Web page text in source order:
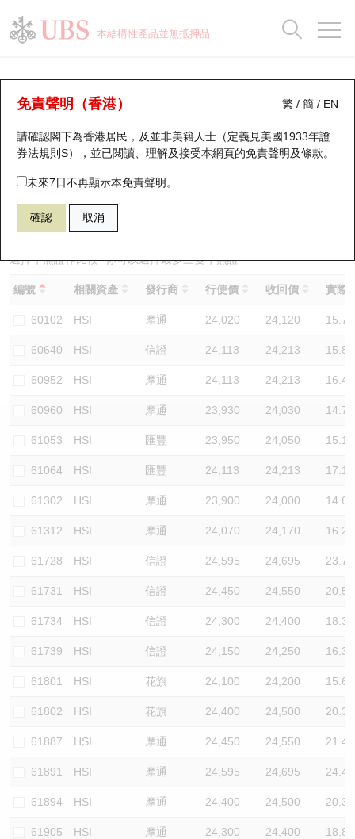
本結構性產品並無抵押品
繁 / 簡 / EN
免責聲明（香港）
請確認閣下為香港居民，及並非美籍人士（定義見美國1933年證
券法規則S），並已閱讀、理解及接受本網頁的免責聲明及條款。
未來7日不再顯示本免責聲明。
確認 取消
牛熊證分析儀
表現 街貨統計 比較
67438 瑞銀牛證 HSI 恒生指數
選擇牛熊證作比較 *你可以選擇最多三隻牛熊證
編號 相關資產 發行商 行使價 收回價 實際
60102 HSI 摩通 24,020 24,120 15.7
60640 HSI 信證 24,113 24,213 15.8
60952 HSI 摩通 24,113 24,213 16.4
60960 HSI 摩通 23,930 24,030 14.7
61053 HSI 匯豐 23,950 24,050 15.1
61064 HSI 匯豐 24,113 24,213 17.1
61302 HSI 摩通 23,900 24,000 14.6
61312 HSI 摩通 24,070 24,170 16.2
61728 HSI 信證 24,595 24,695 23.7
61731 HSI 信證 24,450 24,550 20.5
61734 HSI 信證 24,300 24,400 18.3
61739 HSI 信證 24,150 24,250 16.3
61801 HSI 花旗 24,100 24,200 15.6
61802 HSI 花旗 24,400 24,500 20.3
61887 HSI 摩通 24,450 24,550 21.4
61891 HSI 摩通 24,595 24,695 24.4
61894 HSI 摩通 24,400 24,500 20.3
61905 HSI 摩通 24,300 24,400 18.8
瑞銀認股證一覽
新發行瑞銀認股證
即將到期認股證
認股證到期結算價查詢
認股證分析儀
認股證速算機
認股證/牛熊證日誌
認股證文件及公告
街貨統計
比較
牛熊全景快搜
牛熊證搜尋
牛熊證街貨分佈圖
正股牛熊證列表
新發行瑞銀牛熊證
已收回牛熊證剩餘價值
牛熊證到期結算價查詢
牛熊證分析儀
牛熊證文件及公告
牛熊證文件及公告 (瑞信)
街貨統計
比較
十大升幅/跌幅
十大認股證成交分佈
十天股證佔大市成交
資金流
街貨統計
三十大平均引伸波幅
正股分析儀
二十大活躍股份
恒指成份股
國指成份股
科指成份股
相關資產沽空
中資ETFs溢價比較
AH 股價對照
ADR
收市競價變化
持股比重
顯示所有持股比重
每月輪證大市專題
輪證專欄
講座及教育短片
認股證投資者教育
牛熊證投資者教育
認股證牛熊證常問問題